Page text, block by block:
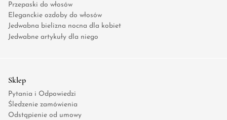
Przepaski do włosów
Eleganckie ozdoby do włosów
Jedwabna bielizna nocna dla kobiet
Jedwabne artykuły dla niego
Sklep
Pytania i Odpowiedzi
Śledzenie zamówienia
Odstąpienie od umowy